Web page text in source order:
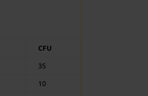
CFU
35
10